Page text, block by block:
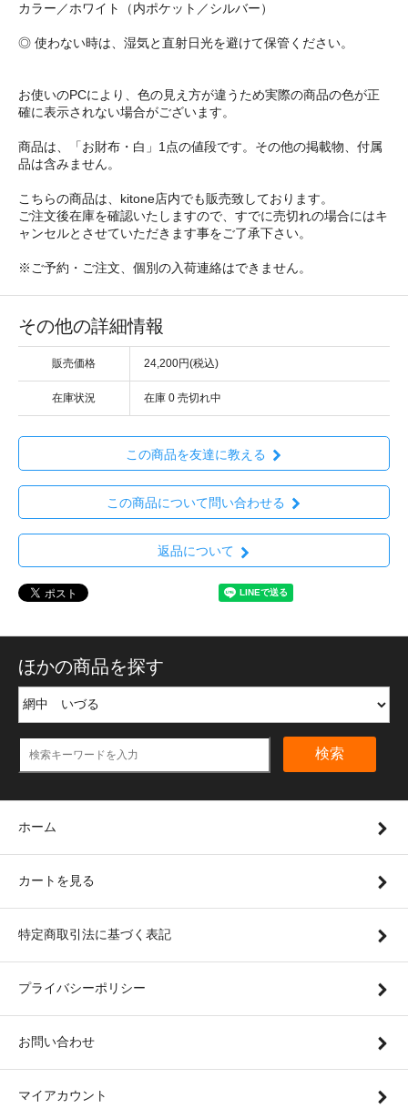
カラー／ホワイト（内ポケット／シルバー）
◎ 使わない時は、湿気と直射日光を避けて保管ください。
お使いのPCにより、色の見え方が違うため実際の商品の色が正
確に表示されない場合がございます。
商品は、「お財布・白」1点の値段です。その他の掲載物、付属
品は含みません。
こちらの商品は、kitone店内でも販売致しております。
ご注文後在庫を確認いたしますので、すでに売切れの場合にはキ
ャンセルとさせていただきます事をご了承下さい。
※ご予約・ご注文、個別の入荷連絡はできません。
その他の詳細情報
販売価格 24,200円(税込)
在庫状況 在庫 0 売切れ中
この商品を友達に教える
この商品について問い合わせる
返品について
ほかの商品を探す
検索
ホーム
カートを見る
特定商取引法に基づく表記
プライバシーポリシー
お問い合わせ
マイアカウント